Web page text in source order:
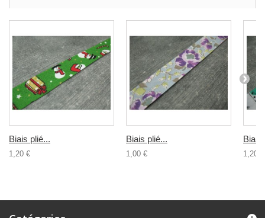
Biais plié...
1,20 €
Biais plié...
1,00 €
Biais
1,20 €